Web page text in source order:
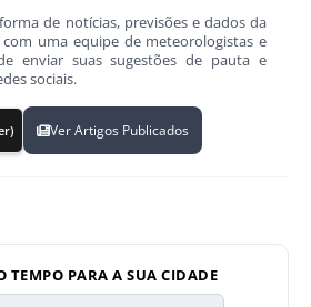
de notícias, previsões e dados da
uma equipe de meteorologistas e
enviar suas sugestões de pauta e
sociais.
Ver Artigos Publicados
TEMPO PARA A SUA CIDADE